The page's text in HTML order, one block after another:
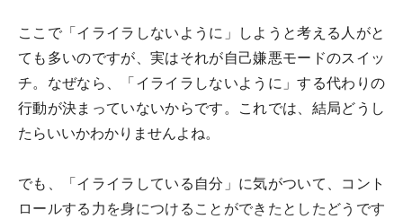
ここで「イライラしないように」しようと考える人がと
ても多いのですが、実はそれが自己嫌悪モードのスイッ
チ。なぜなら、「イライラしないように」する代わりの
行動が決まっていないからです。これでは、結局どうし
たらいいかわかりませんよね。
でも、「イライラしている自分」に気がついて、コント
ロールする力を身につけることができたとしたどうです